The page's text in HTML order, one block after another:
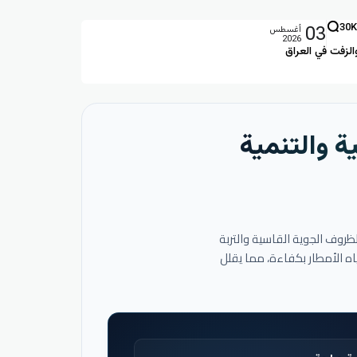
في العراق
30K
03 أغسطس
2026
والتنمية
الجوية القاسية والتربة
الأمطار بكفاءة، مما يقلل